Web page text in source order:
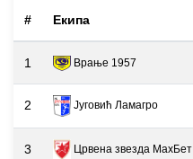
# Екипа
1 Врање 1957
2 Југовић Ламагро
3 Црвена звезда МаxБет